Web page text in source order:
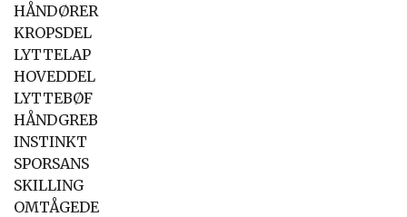
HÅNDØRER
KROPSDEL
LYTTELAP
HOVEDDEL
LYTTEBØF
HÅNDGREB
INSTINKT
SPORSANS
SKILLING
OMTÅGEDE